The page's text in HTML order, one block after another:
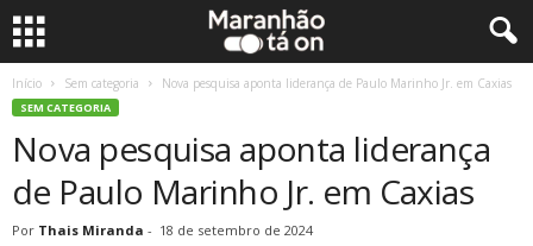
Início Sem categoria Nova pesquisa aponta liderança de Paulo Marinho Jr. em Caxias
SEM CATEGORIA
Nova pesquisa aponta liderança
de Paulo Marinho Jr. em Caxias
Por Thais Miranda - 18 de setembro de 2024